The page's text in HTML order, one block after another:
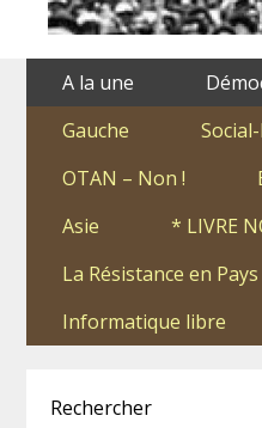
A la une
Gauche
OTAN – Non !
Asie
* LIVRE
La Résistance en
Informatique libre
Rechercher